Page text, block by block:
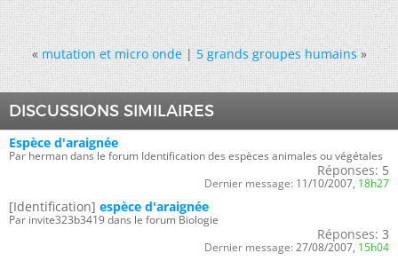
« mutation et micro onde|5 grands groupes humains »
DISCUSSIONS SIMILAIRES
Espèce d'araignée
Par herman dans le forum Identification des espèces animales ou végétales
Réponses: 5
Dernier message: 11/10/2007, 18h27
[Identification] espèce d'araignée
Par invite323b3419 dans le forum Biologie
Réponses: 3
Dernier message: 27/08/2007, 15h04